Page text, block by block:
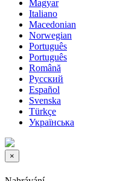
Magyar
Italiano
Macedonian
Norwegian
Português
Português
Română
Русский
Español
Svenska
Türkçe
Українська
×
Zavřít